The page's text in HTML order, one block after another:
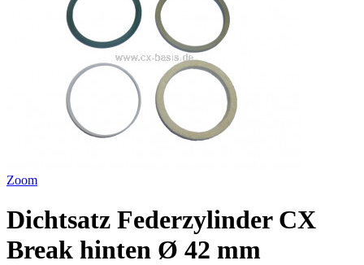
Zoom
Dichtsatz Federzylinder CX
Break hinten Ø 42 mm